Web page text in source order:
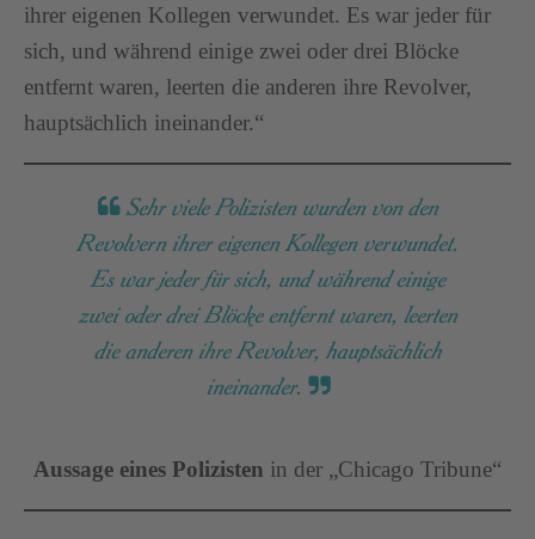
ihrer eigenen Kollegen verwundet. Es war jeder für
sich, und während einige zwei oder drei Blöcke
entfernt waren, leerten die anderen ihre Revolver,
hauptsächlich ineinander.“
Sehr viele Polizisten wurden von den
Revolvern ihrer eigenen Kollegen verwundet.
Es war jeder für sich, und während einige
zwei oder drei Blöcke entfernt waren, leerten
die anderen ihre Revolver, hauptsächlich
ineinander.
Aussage eines Polizisten in der „Chicago Tribune“